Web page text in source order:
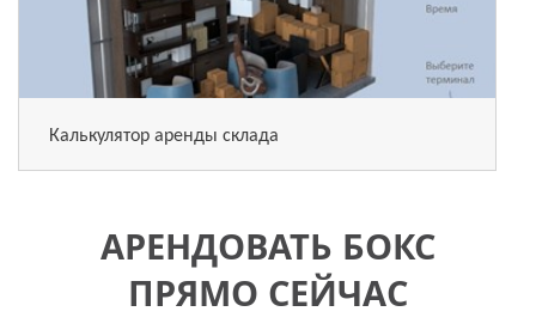
Калькулятор аренды склада
АРЕНДОВАТЬ БОКС
ПРЯМО СЕЙЧАС